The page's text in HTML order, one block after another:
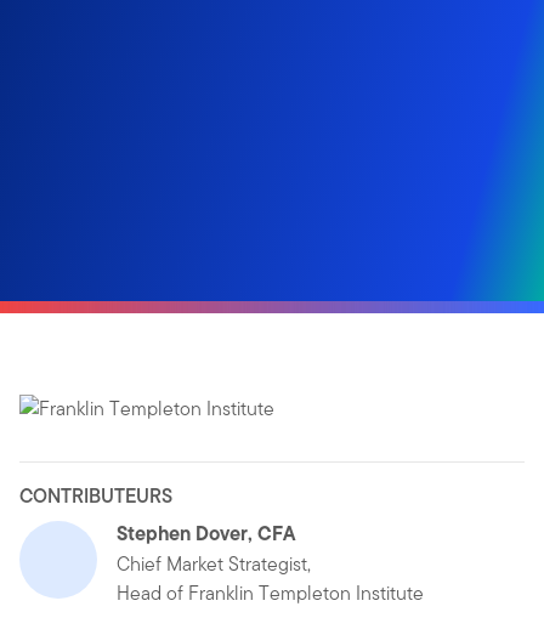
CONTRIBUTEURS
Stephen Dover, CFA
Chief Market Strategist,
Head of Franklin Templeton Institute